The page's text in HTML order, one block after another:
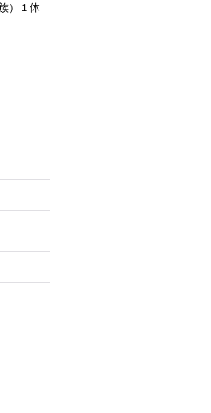
）１体